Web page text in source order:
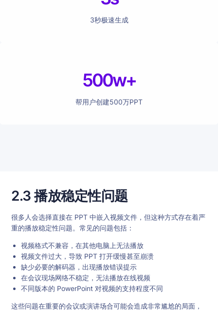
3秒极速生成
500w+
帮用户创建500万PPT
2.3 播放稳定性问题
很多人会选择直接在 PPT 中嵌入视频文件，但这种方式存在着严
重的播放稳定性问题。常见的问题包括：
视频格式不兼容，在其他电脑上无法播放
视频文件过大，导致 PPT 打开缓慢甚至崩溃
缺少必要的解码器，出现播放错误提示
在会议现场网络不稳定，无法播放在线视频
不同版本的 PowerPoint 对视频的支持程度不同
这些问题在重要的会议或演讲场合可能会造成非常尴尬的局面，